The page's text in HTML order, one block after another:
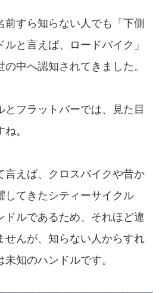
前すら知らない人でも「下側
と言えば、ロードバイク」
中へ認知されてきました。
とフラットバーでは、見た目
。
言えば、クロスバイクや昔か
してきたシティーサイクル
ドルであるため、それほど違
せんが、知らない人からすれ
知のハンドルです。